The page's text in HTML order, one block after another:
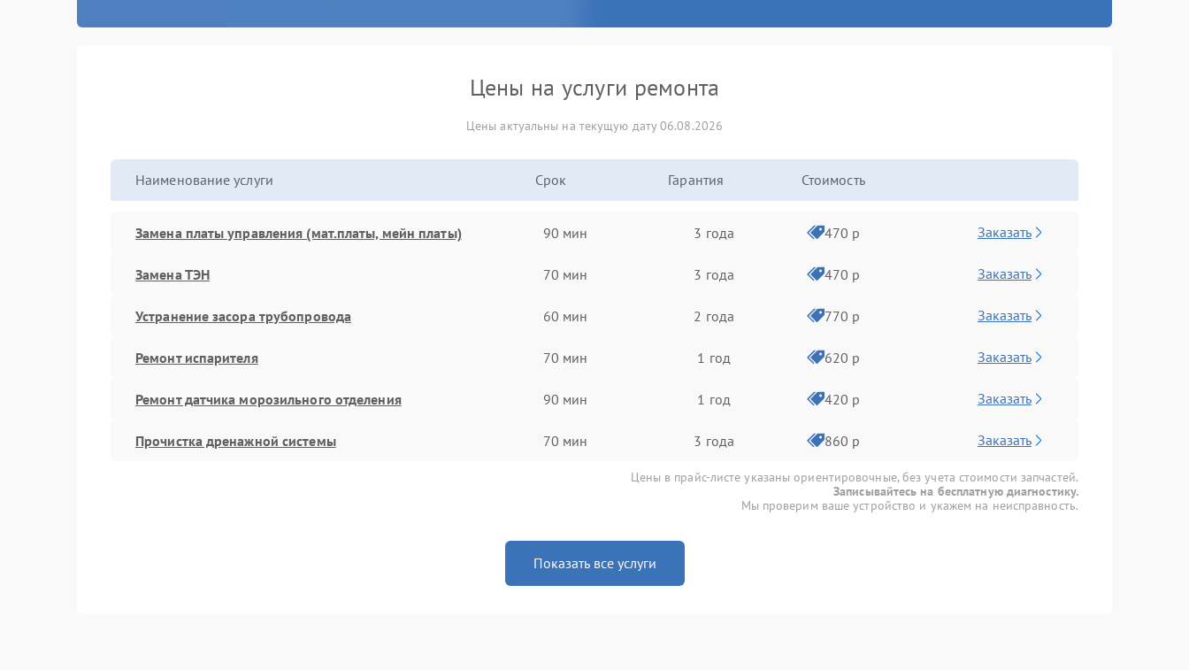
Цены на услуги ремонта
Цены актуальны на текущую дату 06.08.2026
Наименование услуги Срок Гарантия Стоимость
Замена платы управления (мат.платы, мейн платы) 90 мин 3 года 470 р Заказать
Замена ТЭН 70 мин 3 года 470 р Заказать
Устранение засора трубопровода 60 мин 2 года 770 р Заказать
Ремонт испарителя 70 мин 1 год 620 р Заказать
Ремонт датчика морозильного отделения 90 мин 1 год 420 р Заказать
Прочистка дренажной системы 70 мин 3 года 860 р Заказать
Цены в прайс-листе указаны ориентировочные, без учета стоимости запчастей.
Записывайтесь на бесплатную диагностику.
Мы проверим ваше устройство и укажем на неисправность.
Показать все услуги